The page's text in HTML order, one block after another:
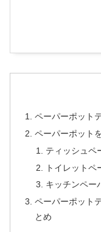
ペーパーポット
ペーパーポット
ティッシュペ
トイレットペ
キッチンペー
ペーパーポット
とめ